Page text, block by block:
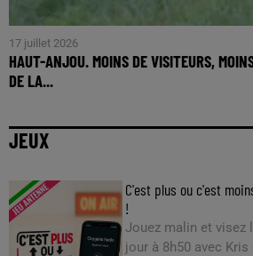
17 juillet 2026
HAUT-ANJOU. MOINS DE VISITEURS,
DE LA...
JEUX
C'est plus ou c'est
!
Jouez malin et visez
jour à 8h50 avec